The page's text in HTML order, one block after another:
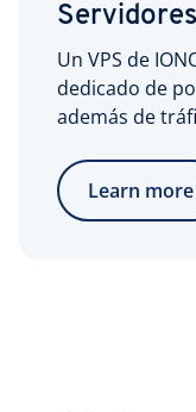
Un VPS de
dedicado de
además de
Learn more